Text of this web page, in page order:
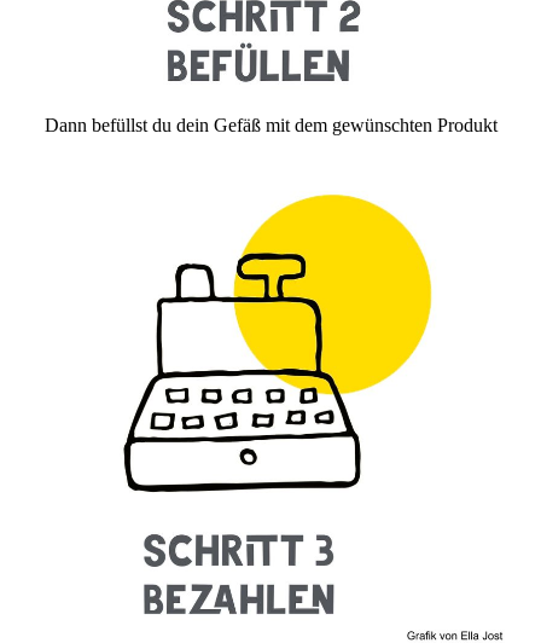
Dann befüllst du dein Gefäß mit dem gewünschten Produkt